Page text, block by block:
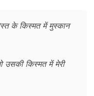
के किस्मत में मुस्कान
उसकी किस्मत में मेरी